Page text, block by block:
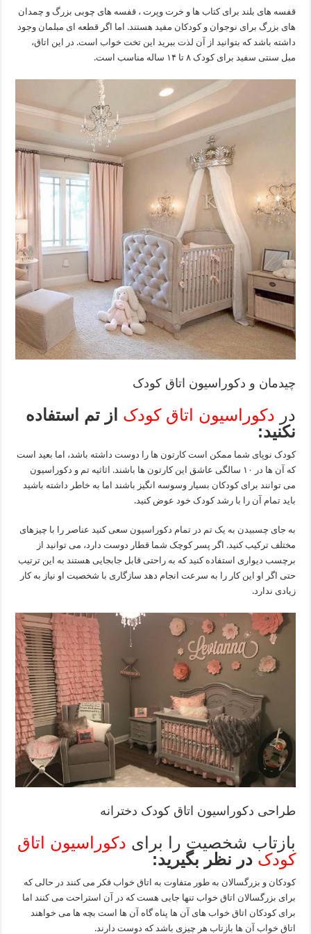
قفسه های بلند برای کتاب ها و خرت وپرت ، قفسه های چوبی بزرگ و چمدان
های بزرگ برای نوجوان و کودکان مفید هستند. اما اگر قطعه ای مبلمان وجود
داشته باشد که بتوانید از آن لذت ببرید این تخت خواب است. در این اتاق،
مبل سنتی سفید برای کودک ۸ تا ۱۴ ساله مناسب است.
چیدمان و دکوراسیون اتاق کودک
در دکوراسیون اتاق کودک از تم استفاده
نکنید:
کودک نوپای شما ممکن است کارتون ها را دوست داشته باشد، اما بعید است
که آن ها در ۱۰ سالگی عاشق این کارتون ها باشند. اثاثیه تم و دکوراسیون
می توانند برای کودکان بسیار وسوسه انگیز باشند اما به خاطر داشته باشید
باید تمام آن را با رشد کودک خود عوض کنید.
به جای چسبیدن به یک تم در تمام دکوراسیون سعی کنید عناصر را با چیزهای
مختلف ترکیب کنید. اگر پسر کوچک شما قطار دوست دارد، می توانید از
برچسب دیواری استفاده کنید که به راحتی قابل جابجایی هستند به این ترتیب
حتی اگر او این کار را به سرعت انجام دهد سازگاری با شخصیت او نیاز به کار
زیادی ندارد.
طراحی دکوراسیون اتاق کودک دخترانه
بازتاب شخصیت را برای دکوراسیون اتاق
کودکدر نظر بگیرید:
کودکان و بزرگسالان به طور متفاوت به اتاق خواب فکر می کنند در حالی که
برای بزرگسالان اتاق خواب تنها جایی هست که در آن استراحت می کنند اما
برای کودکان اتاق خواب های آن ها پناه گاه آن ها است بچه ها می خواهند
اتاق خواب آن ها بازتاب هر چیزی باشد که دوست دارند.